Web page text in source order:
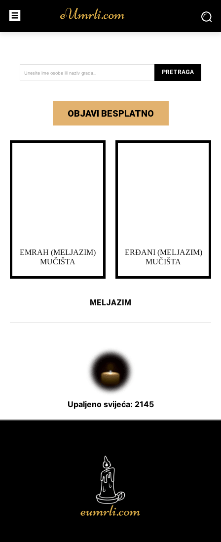
Unesite ime osobe ili naziv grada... PRETRAGA
OBJAVI BESPLATNO
EMRAH (MELJAZIM)
MUČIŠTA
ERĐANI (MELJAZIM)
MUČIŠTA
MELJAZIM
Upaljeno svijeća: 2145